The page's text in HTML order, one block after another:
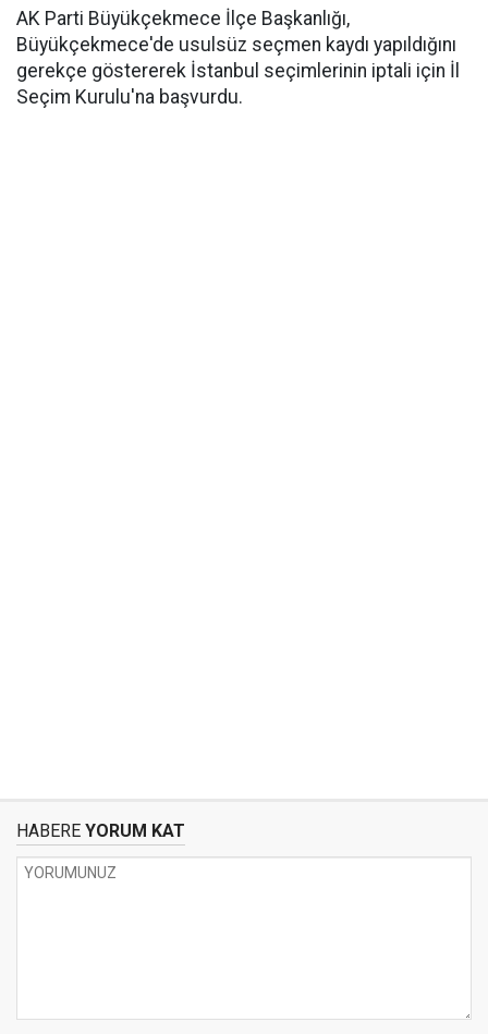
AK Parti Büyükçekmece İlçe Başkanlığı,
Büyükçekmece'de usulsüz seçmen kaydı yapıldığını
gerekçe göstererek İstanbul seçimlerinin iptali için İl
Seçim Kurulu'na başvurdu.
HABERE YORUM KAT